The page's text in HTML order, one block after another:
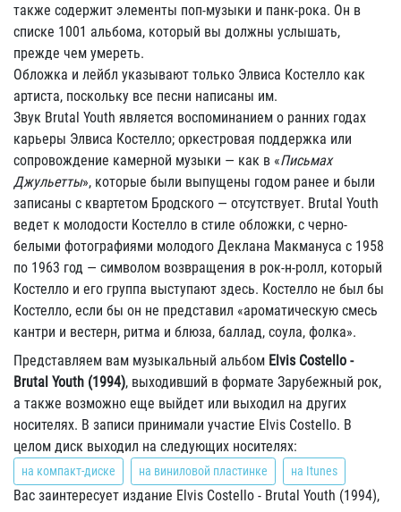
также содержит элементы поп-музыки и панк-рока. Он в
списке 1001 альбома, который вы должны услышать,
прежде чем умереть.
Обложка и лейбл указывают только Элвиса Костелло как
артиста, поскольку все песни написаны им.
Звук Brutal Youth является воспоминанием о ранних годах
карьеры Элвиса Костелло; оркестровая поддержка или
сопровождение камерной музыки — как в «Письмах
Джульетты», которые были выпущены годом ранее и были
записаны с квартетом Бродского — отсутствует. Brutal Youth
ведет к молодости Костелло в стиле обложки, с черно-
белыми фотографиями молодого Деклана Макмануса с 1958
по 1963 год — символом возвращения в рок-н-ролл, который
Костелло и его группа выступают здесь. Костелло не был бы
Костелло, если бы он не представил «ароматическую смесь
кантри и вестерн, ритма и блюза, баллад, соула, фолка».
Представляем вам музыкальный альбом Elvis Costello -
Brutal Youth (1994), выходивший в формате Зарубежный рок,
а также возможно еще выйдет или выходил на других
носителях. В записи принимали участие Elvis Costello. В
целом диск выходил на следующих носителях:
на компакт-диске на виниловой пластинке на Itunes
Вас заинтересует издание Elvis Costello - Brutal Youth (1994),